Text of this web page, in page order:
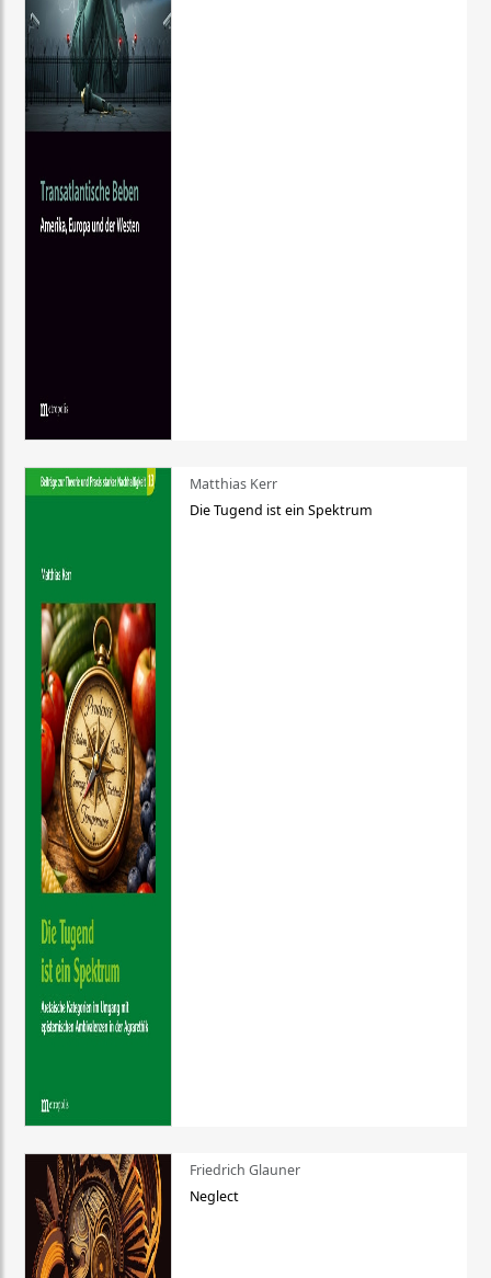
Matthias Kerr
Die Tugend ist ein Spektrum
Friedrich Glauner
Neglect